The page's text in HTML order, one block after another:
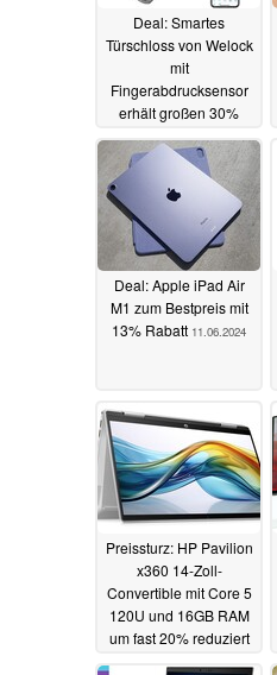
Deal: Smartes
Türschloss von Welock
mit
Fingerabdrucksensor
erhält großen 30%
Rabatt11.06.2024
Deal: Apple iPad Air
M1 zum Bestpreis mit
13% Rabatt 11.06.2024
Preissturz: HP Pavilion
x360 14-Zoll-
Convertible mit Core 5
120U und 16GB RAM
um fast 20% reduziert